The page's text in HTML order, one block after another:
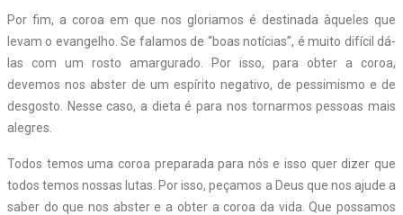
Por fim, a coroa em que nos gloriamos é destinada àqueles que
levam o evangelho. Se falamos de “boas notícias”, é muito difícil dá-
las com um rosto amargurado. Por isso, para obter a coroa,
devemos nos abster de um espírito negativo, de pessimismo e de
desgosto. Nesse caso, a dieta é para nos tornarmos pessoas mais
alegres.
Todos temos uma coroa preparada para nós e isso quer dizer que
todos temos nossas lutas. Por isso, peçamos a Deus que nos ajude a
saber do que nos abster e a obter a coroa da vida. Que possamos